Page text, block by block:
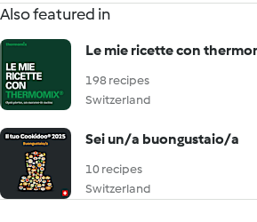
Also featured in
Le mie ricette con
198 recipes
Switzerland
Sei un/a buongustaio/a
10 recipes
Switzerland